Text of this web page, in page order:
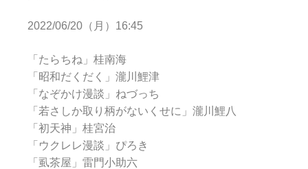
2022/06/20（月）16:45
「たらちね」桂南海
「昭和だくだく」瀧川鯉津
「なぞかけ漫談」ねづっち
「若さしか取り柄がないくせに」瀧川鯉八
「初天神」桂宮治
「ウクレレ漫談」ぴろき
「虱茶屋」雷門小助六